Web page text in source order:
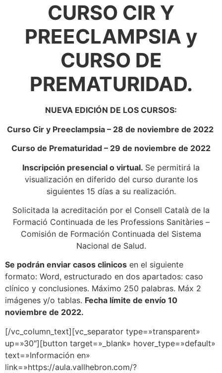
CURSO CIR Y
PREECLAMPSIA y
CURSO DE
PREMATURIDAD.
NUEVA EDICIÓN DE LOS CURSOS:
Curso Cir y Preeclampsia – 28 de noviembre de 2022
Curso de Prematuridad – 29 de noviembre de 2022
Inscripción presencial o virtual. Se permitirá la
visualización en diferido del curso durante los
siguientes 15 días a su realización.
Solicitada la acreditación por el Consell Català de la
Formació Continuada de les Professions Sanitàries –
Comisión de Formación Continuada del Sistema
Nacional de Salud.
Se podrán enviar casos clinicos en el siguiente
formato: Word, estructurado en dos apartados: caso
clínico y conclusiones. Máximo 250 palabras. Máx 2
imágenes y/o tablas. Fecha límite de envío 10
noviembre de 2022.
[/vc_column_text][vc_separator type=»transparent»
up=»30″][button target=»_blank» hover_type=»default»
text=»Información en»
link=»https://aula.vallhebron.com/?